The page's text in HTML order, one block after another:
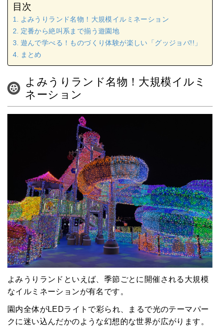
目次
よみうりランド名物！大規模イルミネーション
定番から絶叫系まで揃う遊園地
遊んで学べる！ものづくり体験が楽しい「グッジョバ!!」
まとめ
よみうりランド名物！大規模イルミ
ネーション
よみうりランドといえば、季節ごとに開催される大規模
なイルミネーションが有名です。
園内全体がLEDライトで彩られ、まるで光のテーマパー
クに迷い込んだかのような幻想的な世界が広がります。